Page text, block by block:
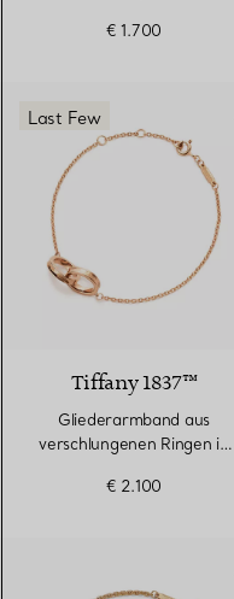
€ 1.700
Last Few
Tiffany 1837™
Gliederarmband aus
verschlungenen Ringen in
€ 2.100